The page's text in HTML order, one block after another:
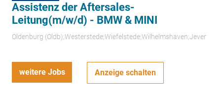
Assistenz der Aftersales-
Leitung(m/w/d) - BMW & MINI
Oldenburg (Oldb);Westerstede;Wiefelstede;Wilhelmshaven;Jever
weitere Jobs Anzeige schalten